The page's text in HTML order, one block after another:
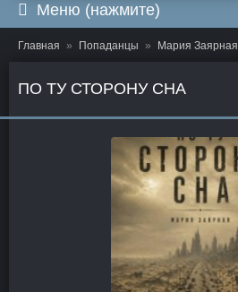
Меню (нажмите)
Главная Попаданцы Мария Заярная
ПО ТУ СТОРОНУ СНА